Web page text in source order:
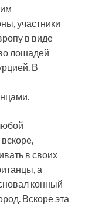
участники
в виде
лошадей
В
в своих
а
конный
Вскоре эта